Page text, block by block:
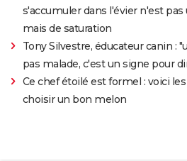
s'accumuler dans l'évier n'est pas
mais de saturation
Tony Silvestre, éducateur canin :
pas malade, c'est un signe pour
Ce chef étoilé est formel : voici
choisir un bon melon